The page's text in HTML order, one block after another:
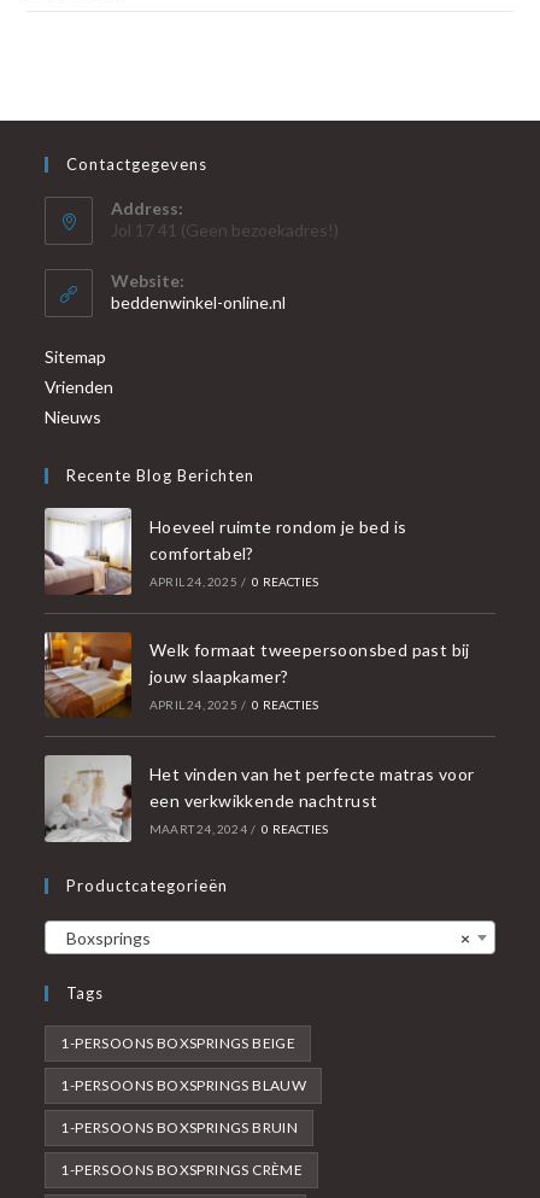
Contactgegevens
Address:
Jol 17 41 (Geen bezoekadres!)
Website:
beddenwinkel-online.nl
Sitemap
Vrienden
Nieuws
Recente Blog Berichten
Hoeveel ruimte rondom je bed is
comfortabel?
APRIL 24, 2025 / 0 REACTIES
Welk formaat tweepersoonsbed past bij
jouw slaapkamer?
APRIL 24, 2025 / 0 REACTIES
Het vinden van het perfecte matras voor
een verkwikkende nachtrust
MAART 24, 2024 / 0 REACTIES
Productcategorieën
×
Boxsprings
Tags
1-PERSOONS BOXSPRINGS BEIGE
1-PERSOONS BOXSPRINGS BLAUW
1-PERSOONS BOXSPRINGS BRUIN
1-PERSOONS BOXSPRINGS CRÈME